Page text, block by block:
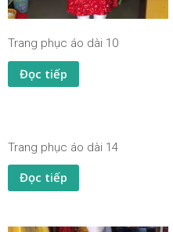
Trang phục áo dài 10
Đọc tiếp
Trang phục áo dài 14
Đọc tiếp